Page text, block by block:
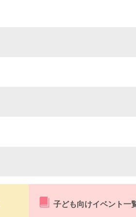
子ども向けイベント一